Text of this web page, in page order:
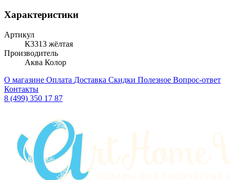
Характеристики
Артикул
К3313 жёлтая
Производитель
Аква Колор
О магазине Оплата Доставка Скидки Полезное Вопрос-ответ
Контакты
8 (499) 350 17 87